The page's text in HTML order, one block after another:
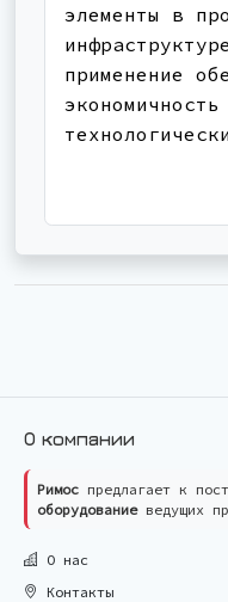
элементы в
применение
О компании
Римос предлагает к
оборудованиеведущих
О нас
Контакты